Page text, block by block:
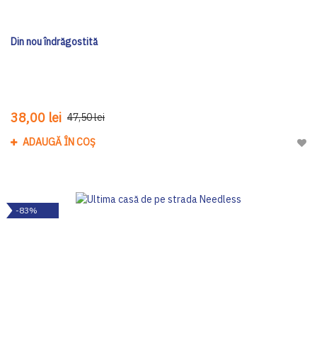
Din nou îndrăgostită
38,00 lei 47,50 lei
ADAUGĂ ÎN COȘ
-83%